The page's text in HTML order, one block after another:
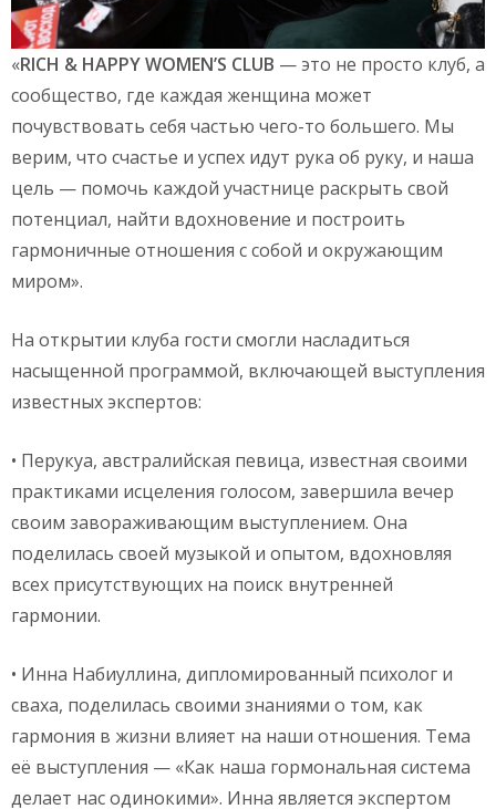
«RICH & HAPPY WOMEN’S CLUB — это не просто клуб, а
сообщество, где каждая женщина может
почувствовать себя частью чего-то большего. Мы
верим, что счастье и успех идут рука об руку, и наша
цель — помочь каждой участнице раскрыть свой
потенциал, найти вдохновение и построить
гармоничные отношения с собой и окружающим
миром».
На открытии клуба гости смогли насладиться
насыщенной программой, включающей выступления
известных экспертов:
• Перукуа, австралийская певица, известная своими
практиками исцеления голосом, завершила вечер
своим завораживающим выступлением. Она
поделилась своей музыкой и опытом, вдохновляя
всех присутствующих на поиск внутренней
гармонии.
• Инна Набиуллина, дипломированный психолог и
сваха, поделилась своими знаниями о том, как
гармония в жизни влияет на наши отношения. Тема
её выступления — «Как наша гормональная система
делает нас одинокими». Инна является экспертом